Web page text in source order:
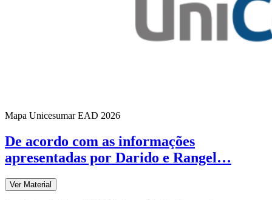
Mapa Unicesumar EAD 2026
De acordo com as informações
apresentadas por Darido e Rangel…
Ver Material